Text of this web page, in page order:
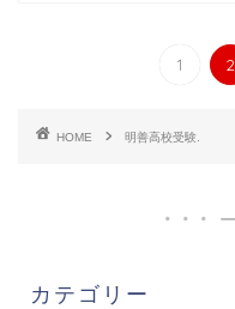
1 2
HOME 明善高校受験.
カテゴリー